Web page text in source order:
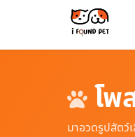
โพ
มาอวดรูปสัตว์